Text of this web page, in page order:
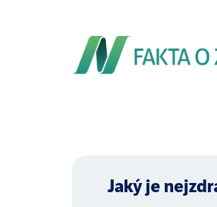
Jaký je